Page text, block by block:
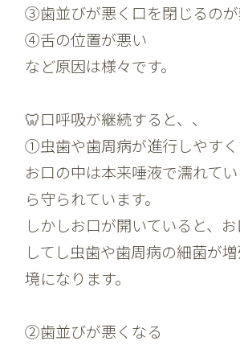
③歯並びが悪く口を閉じるの
④舌の位置が悪い
など原因は様々です。
🦷口呼吸が継続すると、、
①虫歯や歯周病が進行しやす
お口の中は本来唾液で濡れて
ら守られています。
しかしお口が開いていると、
してし虫歯や歯周病の細菌が
境になります。
②歯並びが悪くなる